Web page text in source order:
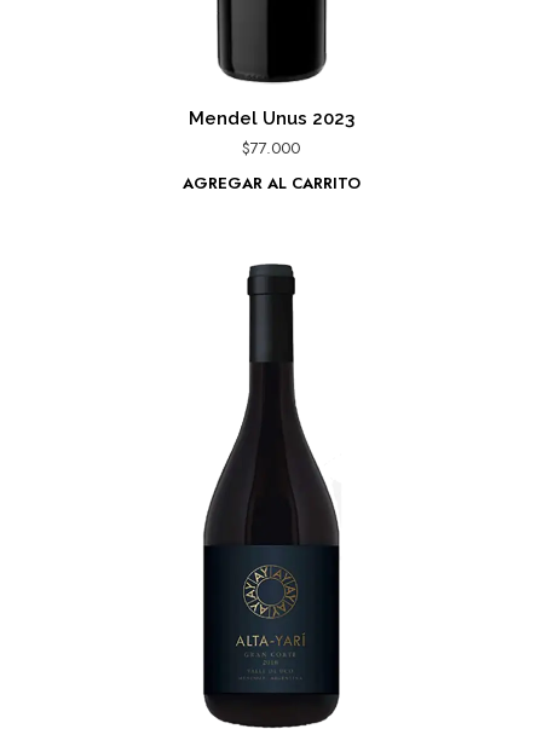
Mendel Unus 2023
$77.000
AGREGAR AL CARRITO